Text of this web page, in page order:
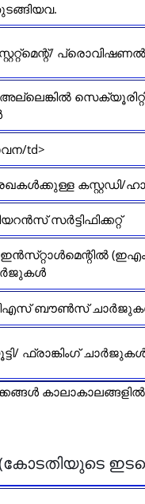
td>
കസ്റ്റഡി/
സർട്ടിഫിക്കറ്റ്
ഇൻസ്‌റ്റാൾമെന്റിൽ
ബൗൺസ്
ഫ്രാങ്കിംഗ്
കാലാകാലങ്ങളിൽ